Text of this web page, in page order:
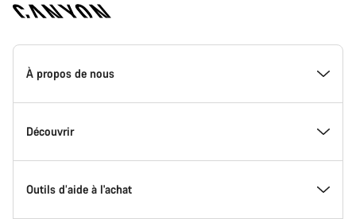
Page
d'accueil
Canyon
-
Canyon
À propos de nous
Inside Canyon
L'innovation chez Canyon
Découvrir
Evénements
Outils d’aide à l'achat